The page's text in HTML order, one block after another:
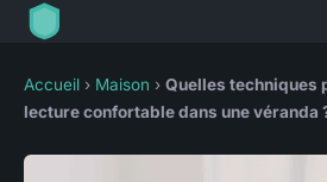
Accueil › Maison › Quelles techniques
lecture confortable dans une véranda